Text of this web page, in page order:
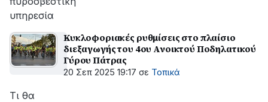
υπηρεσία
Κυκλοφοριακές ρυθμίσεις στο πλαίσιο
διεξαγωγής του 4ου Ανοικτού Ποδηλατικού
Γύρου Πάτρας
20 Σεπ 2025 19:17 σε Τοπικά
Τι θα